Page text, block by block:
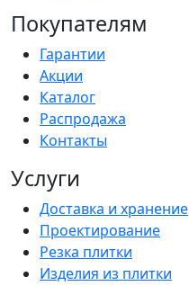
Покупателям
Гарантии
Акции
Каталог
Распродажа
Контакты
Услуги
Доставка и хранение
Проектирование
Резка плитки
Изделия из плитки